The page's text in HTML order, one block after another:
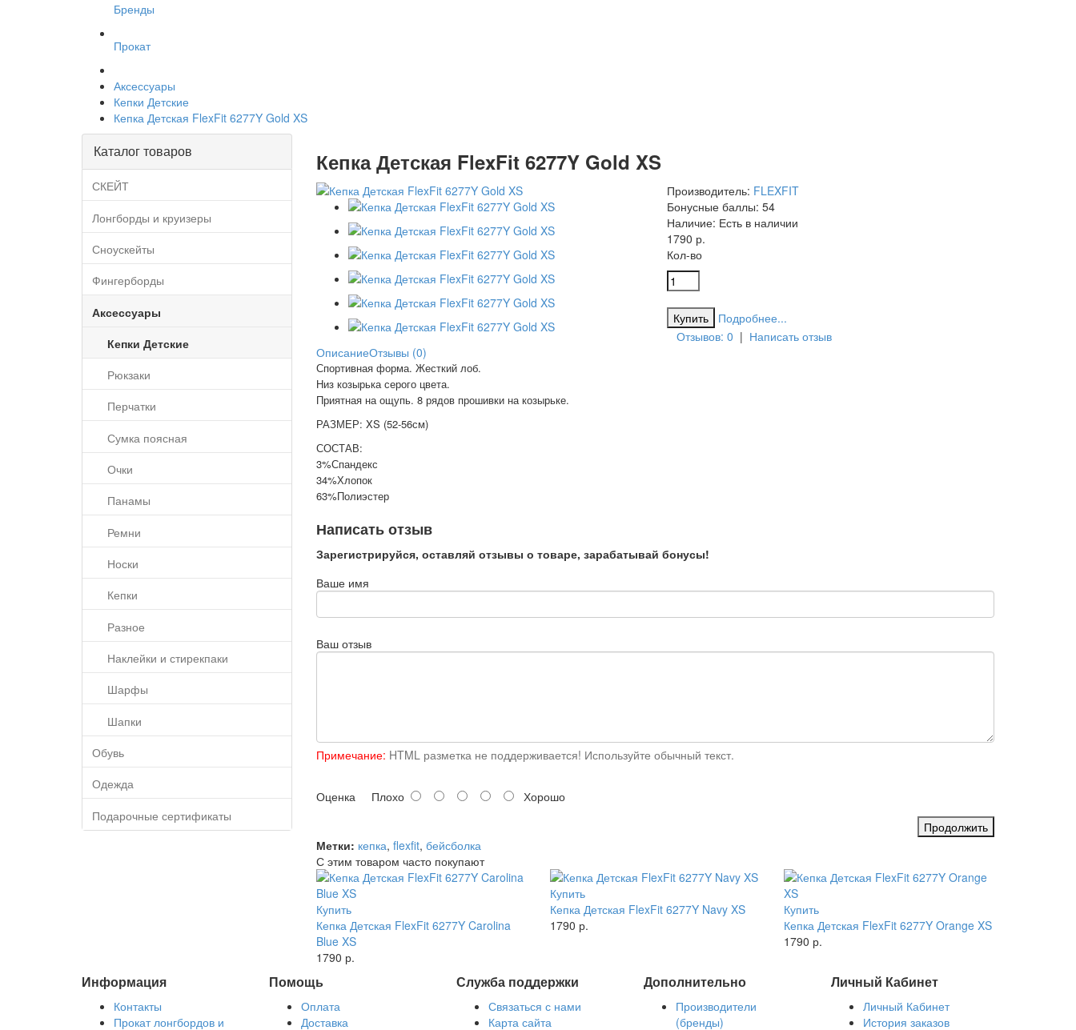
Бренды
Прокат
Аксессуары
Кепки Детские
Кепка Детская FlexFit 6277Y Gold XS
Каталог товаров
СКЕЙТ
Лонгборды и круизеры
Сноускейты
Фингерборды
Аксессуары
Кепки Детские
Рюкзаки
Перчатки
Сумка поясная
Очки
Панамы
Ремни
Носки
Кепки
Разное
Наклейки и стирекпаки
Шарфы
Шапки
Обувь
Одежда
Подарочные сертификаты
Кепка Детская FlexFit 6277Y Gold XS
Производитель: FLEXFIT
Бонусные баллы: 54
Наличие: Есть в наличии
1790 р.
Кол-во
Подробнее...
Отзывов: 0 | Написать отзыв
ОписаниеОтзывы (0)
Спортивная форма. Жесткий лоб.
Низ козырька серого цвета.
Приятная на ощупь. 8 рядов прошивки на козырьке.
РАЗМЕР: XS (52-56см)
СОСТАВ:
3%Спандекс
34%Хлопок
63%Полиэстер
Написать отзыв
Зарегистрируйся, оставляй отзывы о товаре, зарабатывай бонусы!
Ваше имя
Ваш отзыв
Примечание: HTML разметка не поддерживается! Используйте обычный текст.
ОценкаПлохо
Хорошо
Продолжить
Метки: кепка, flexfit, бейсболка
С этим товаром часто покупают
Купить
Кепка Детская FlexFit 6277Y Carolina
Blue XS
1790 р.
Купить
Кепка Детская FlexFit 6277Y Navy XS
1790 р.
Купить
Кепка Детская FlexFit 6277Y Orange XS
1790 р.
Информация
Контакты
Прокат лонгбордов и
Помощь
Оплата
Доставка
Служба поддержки
Связаться с нами
Карта сайта
Дополнительно
Производители
(бренды)
Личный Кабинет
Личный Кабинет
История заказов